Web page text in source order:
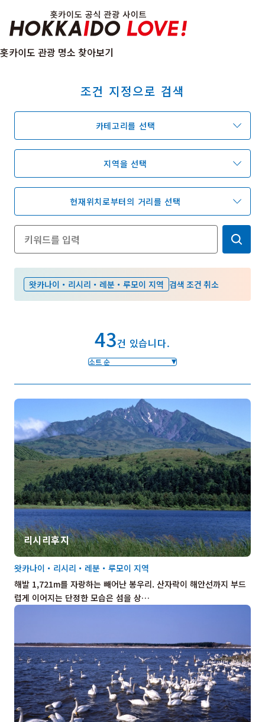
온천
지역 가이드
예약
홋카이도 둘러보기
여행 테마로 검색
7개의 국립공원
절경을 만나는 여행
기초지식
Insta
gram
YouT
ube
Insta
gram
영상갤러리
이용 규약
링크
언어선택
홋카이도 관광 명소 찾아보기
조건 지정으로 검색
카테고리를 선택
지역을 선택
현재위치로부터의 거리를 선택
왓카나이・리시리・레분・루모이 지역 검색 조건 취소
43건 있습니다.
소트 순
리시리후지
해발 1,721m를 자랑하는 빼어난 봉우리. 산자락이 해안선까지 부드
럽게 이어지는 단정한 모습은 섬을 상…
왓카나이・리시리・레분・루모이 지역